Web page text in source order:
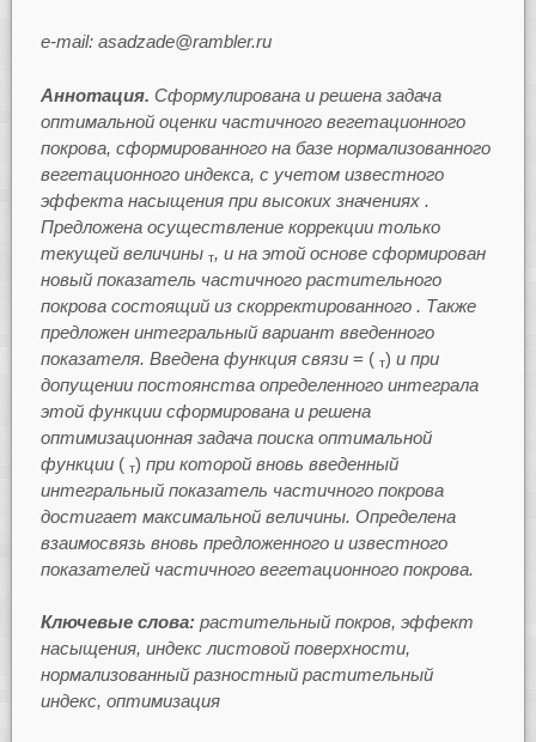
e-mail: asadzade@rambler.ru
Аннотация. Сформулирована и решена задача
оптимальной оценки частичного вегетационного
покрова, сформированного на базе нормализованного
вегетационного индекса, с учетом известного
эффекта насыщения при высоких значениях .
Предложена осуществление коррекции только
текущей величины т, и на этой основе сформирован
новый показатель частичного растительного
покрова состоящий из скорректированного . Также
предложен интегральный вариант введенного
показателя. Введена функция связи= ( т) и при
допущении постоянства определенного интеграла
этой функции сформирована и решена
оптимизационная задача поиска оптимальной
функции( т) при которой вновь введенный
интегральный показатель частичного покрова
достигает максимальной величины. Определена
взаимосвязь вновь предложенного и известного
показателей частичного вегетационного покрова.
Ключевые слова: растительный покров, эффект
насыщения, индекс листовой поверхности,
нормализованный разностный растительный
индекс, оптимизация